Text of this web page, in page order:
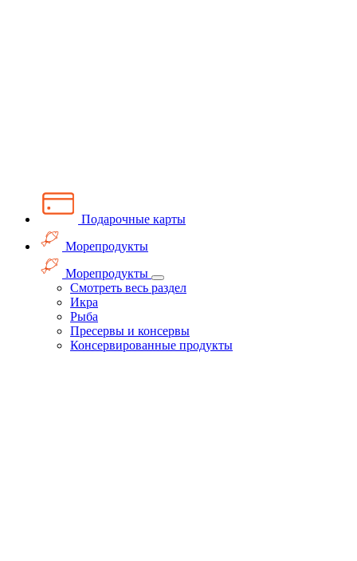
Подарочные карты
Морепродукты
Морепродукты
Смотреть весь раздел
Икра
Рыба
Пресервы и консервы
Консервированные продукты